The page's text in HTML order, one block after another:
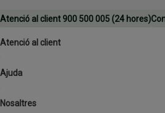
Atenció al client 900 500 005 (24 hores)
Atenció al client
Ajuda
Nosaltres